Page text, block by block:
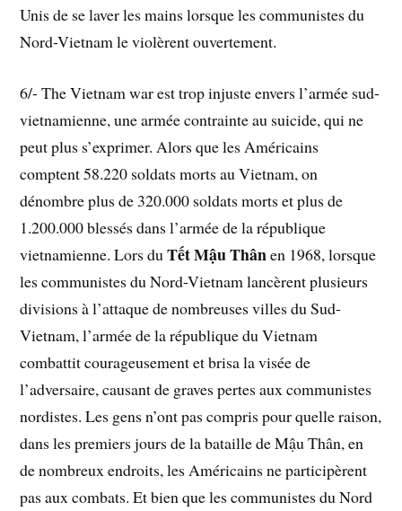
Unis de se laver les mains lorsque les communistes du
Nord-Vietnam le violèrent ouvertement.
6/- The Vietnam war est trop injuste envers l’armée sud-
vietnamienne, une armée contrainte au suicide, qui ne
peut plus s’exprimer. Alors que les Américains
comptent 58.220 soldats morts au Vietnam, on
dénombre plus de 320.000 soldats morts et plus de
1.200.000 blessés dans l’armée de la république
vietnamienne. Lors duTết Mậu Thânen 1968, lorsque
les communistes du Nord-Vietnam lancèrent plusieurs
divisions à l’attaque de nombreuses villes du Sud-
Vietnam, l’armée de la république du Vietnam
combattit courageusement et brisa la visée de
l’adversaire, causant de graves pertes aux communistes
nordistes. Les gens n’ont pas compris pour quelle raison,
dans les premiers jours de la bataille de Mậu Thân, en
de nombreux endroits, les Américains ne participèrent
pas aux combats. Et bien que les communistes du Nord